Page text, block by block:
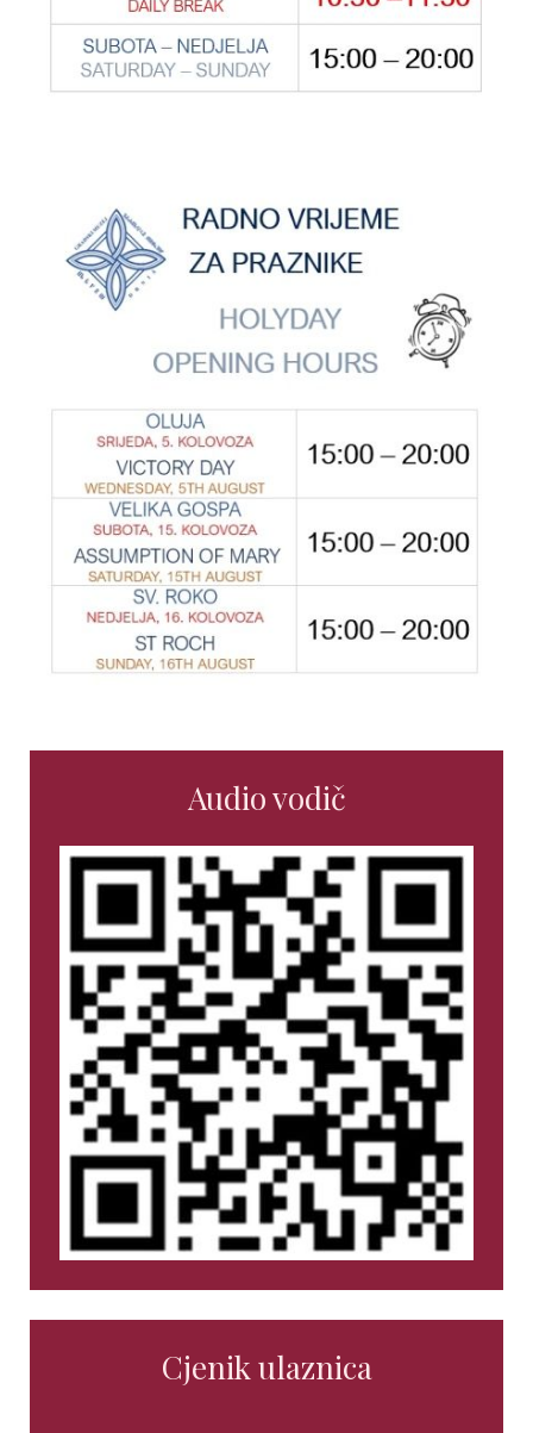
Audio vodič
Cjenik ulaznica